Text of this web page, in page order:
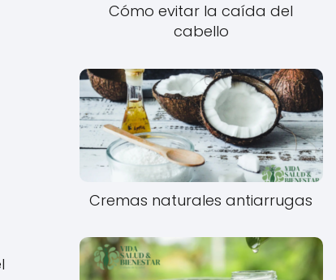
Cómo evitar la caída del
cabello
Cremas naturales antiarrugas